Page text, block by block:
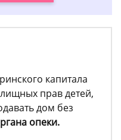
капитала
прав детей,
дом без
опеки.